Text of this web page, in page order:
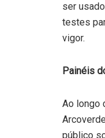
ser
testes
vigor.
Painéis
Ao longo
público